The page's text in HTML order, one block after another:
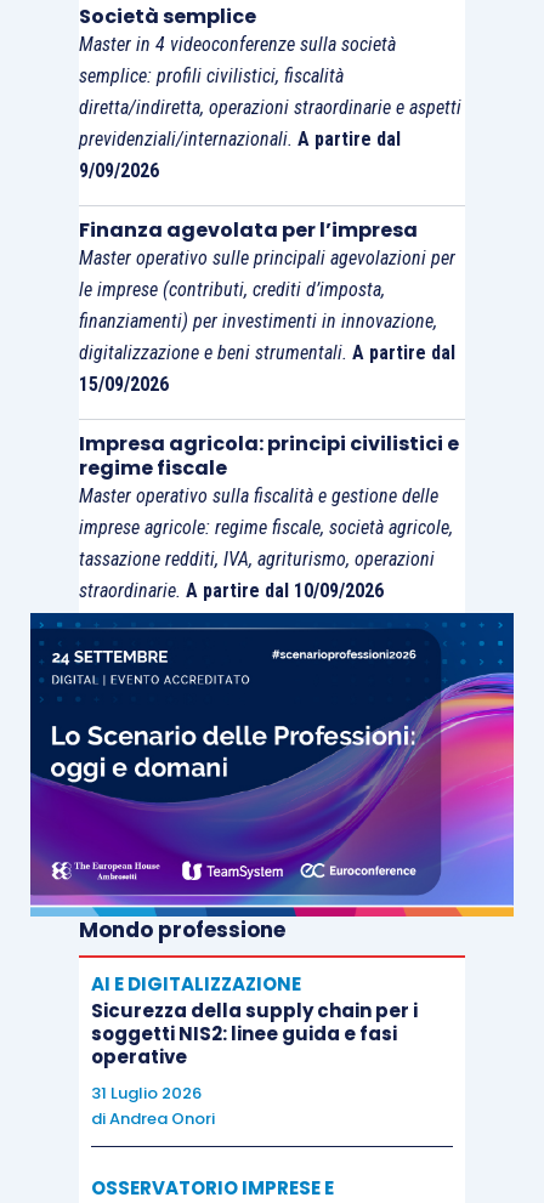
od omissioni
entro la medesima data
Il rinnovato quadro normativo permette, quindi, di
affermare che un pvc consegnato anche il
3.5.2024 potrà godere dei vantaggi sanzionatori
previstidal ravvedimento speciale, alle
condizioni ivi previste, più favorevoli fino al
31.5.2024, rispetto a quelli della definizione dei
pvc,di cui all’articolo 5-quater, D.Lgs. 218/1997
Società semplice
Master in 4 videoconferenze sulla società
semplice: profili civilistici, fiscalità
diretta/indiretta, operazioni straordinarie e aspetti
previdenziali/internazionali. A partire dal
9/09/2026
Finanza agevolata per l’impresa
Master operativo sulle principali agevolazioni per
le imprese (contributi, crediti d’imposta,
finanziamenti) per investimenti in innovazione,
digitalizzazione e beni strumentali. A partire dal
15/09/2026
Impresa agricola: principi civilistici e
regime fiscale
Master operativo sulla fiscalità e gestione delle
imprese agricole: regime fiscale, società agricole,
tassazione redditi, IVA, agriturismo, operazioni
straordinarie. A partire dal 10/09/2026
Mondo professione
AI E DIGITALIZZAZIONE
Sicurezza della supply chain per i
soggetti NIS2: linee guida e fasi
operative
31 Luglio 2026
diAndrea Onori
OSSERVATORIO IMPRESE E